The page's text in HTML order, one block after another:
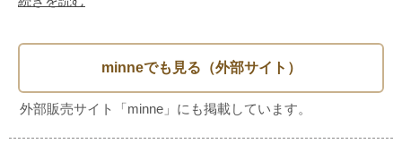
をプラスしてみてはいかがでしょうか。
自分へのご褒美や、大切な人へのプレゼントにも最適です。
是非、特別な一日を彩るお気に入りアクセサリーとしてお求